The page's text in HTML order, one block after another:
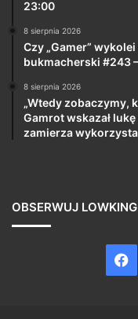
23:00
8 sierpnia 2026
Czy „Gamer”
bukmacherski #243
8 sierpnia 2026
„Wtedy zobaczymy,
Gamrot wskazał
zamierza
OBSERWUJ